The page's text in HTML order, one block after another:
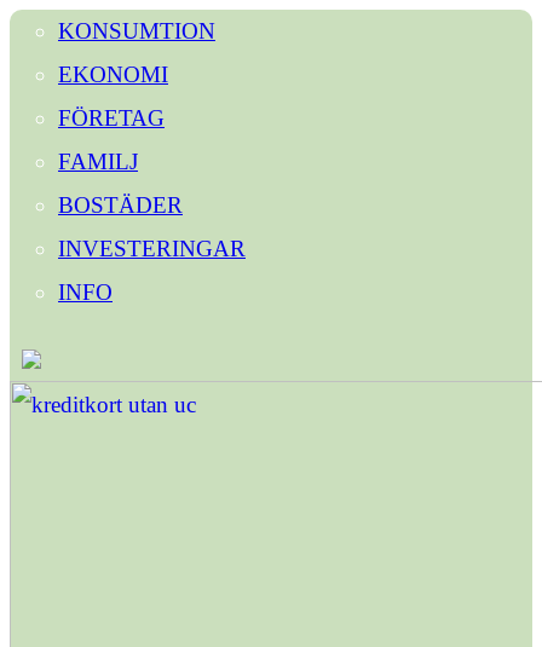
KONSUMTION
EKONOMI
FÖRETAG
FAMILJ
BOSTÄDER
INVESTERINGAR
INFO